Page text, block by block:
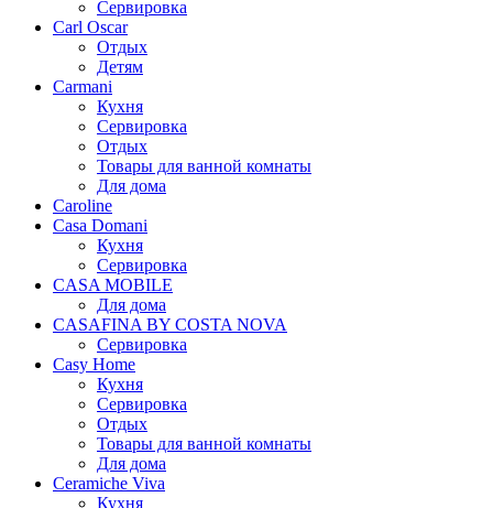
Сервировка
Carl Oscar
Отдых
Детям
Carmani
Кухня
Сервировка
Отдых
Товары для ванной комнаты
Для дома
Caroline
Casa Domani
Кухня
Сервировка
CASA MOBILE
Для дома
CASAFINA BY COSTA NOVA
Сервировка
Casy Home
Кухня
Сервировка
Отдых
Товары для ванной комнаты
Для дома
Ceramiche Viva
Кухня